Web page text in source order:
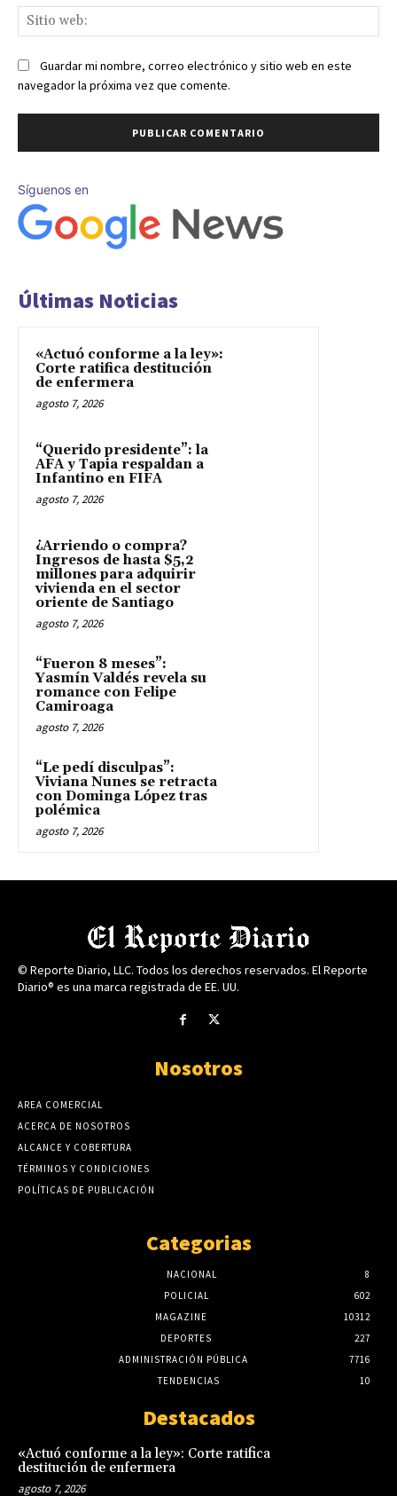
Guardar mi nombre, correo electrónico y sitio web en este
navegador la próxima vez que comente.
Síguenos en
Últimas Noticias
«Actuó conforme a la ley»:
Corte ratifica destitución
de enfermera
agosto 7, 2026
“Querido presidente”: la
AFA y Tapia respaldan a
Infantino en FIFA
agosto 7, 2026
¿Arriendo o compra?
Ingresos de hasta $5,2
millones para adquirir
vivienda en el sector
oriente de Santiago
agosto 7, 2026
“Fueron 8 meses”:
Yasmín Valdés revela su
romance con Felipe
Camiroaga
agosto 7, 2026
“Le pedí disculpas”:
Viviana Nunes se retracta
con Dominga López tras
polémica
agosto 7, 2026
© Reporte Diario, LLC. Todos los derechos reservados. El Reporte
Diario® es una marca registrada de EE. UU.
Nosotros
AREA COMERCIAL
ACERCA DE NOSOTROS
ALCANCE Y COBERTURA
TÉRMINOS Y CONDICIONES
POLÍTICAS DE PUBLICACIÓN
Categorias
NACIONAL
8
POLICIAL
602
MAGAZINE
10312
DEPORTES
227
ADMINISTRACIÓN PÚBLICA
7716
TENDENCIAS
10
Destacados
«Actuó conforme a la ley»: Corte ratifica
destitución de enfermera
agosto 7, 2026